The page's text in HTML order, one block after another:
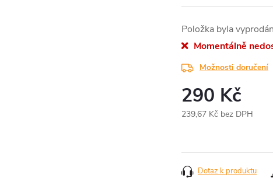
Položka byla
Momentálně
Možnosti doručení
290 Kč
239,67 Kč bez DPH
Dotaz k produktu